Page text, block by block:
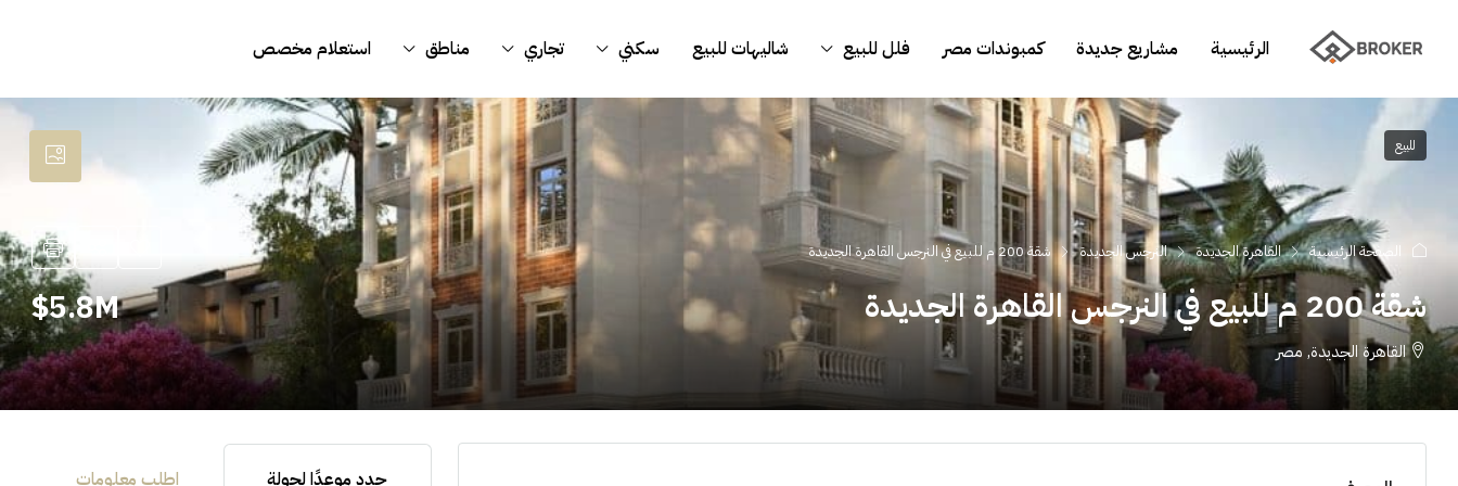
الرئيسية مشاريع جديدة كمبوندات مصر فلل للبيع شاليهات للبيع سكني تجاري مناطق استعلام مخصص
للبيع
الصفحة الرئيسية القاهرة الجديدة النرجس الجديدة شقة 200 م للبيع في النرجس القاهرة الجديدة
شقة 200 م للبيع في النرجس القاهرة الجديدة
القاهرة الجديدة, مصر
5.8M$
حدد موعدًا لجولة اطلب معلومات